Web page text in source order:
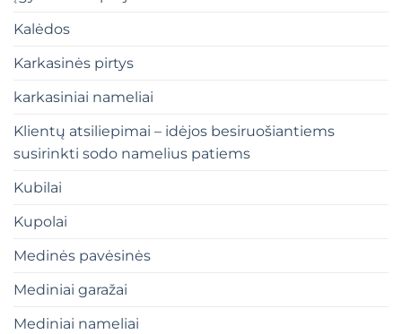
Kalėdos
Karkasinės pirtys
karkasiniai nameliai
Klientų atsiliepimai – idėjos besiruošiantiems
susirinkti sodo namelius patiems
Kubilai
Kupolai
Medinės pavėsinės
Mediniai garažai
Mediniai nameliai